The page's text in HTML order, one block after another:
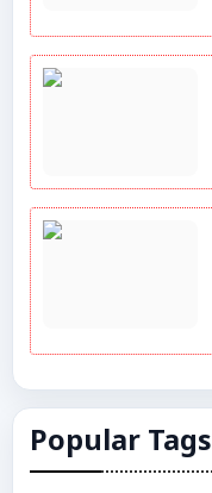
Popular Tags